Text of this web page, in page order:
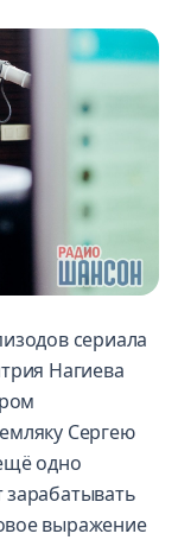
сериала
Нагиева
Сергею
одно
выражение